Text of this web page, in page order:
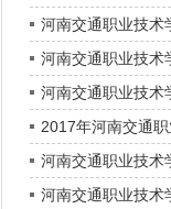
河南交通职业技术
河南交通职业技术
河南交通职业技术
2017年河南交通
河南交通职业技术
河南交通职业技术